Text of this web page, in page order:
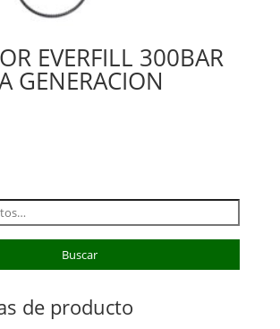
EVERFILL 300BAR
GENERACION
Buscar
de producto